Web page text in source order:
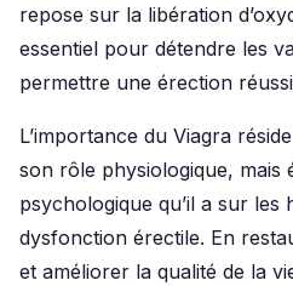
repose sur la libération
essentiel pour détendre les
permettre une érection
L’importance du Viagra
son rôle physiologique, mais
psychologique qu’il a sur les
dysfonction érectile. En
et améliorer la qualité de la